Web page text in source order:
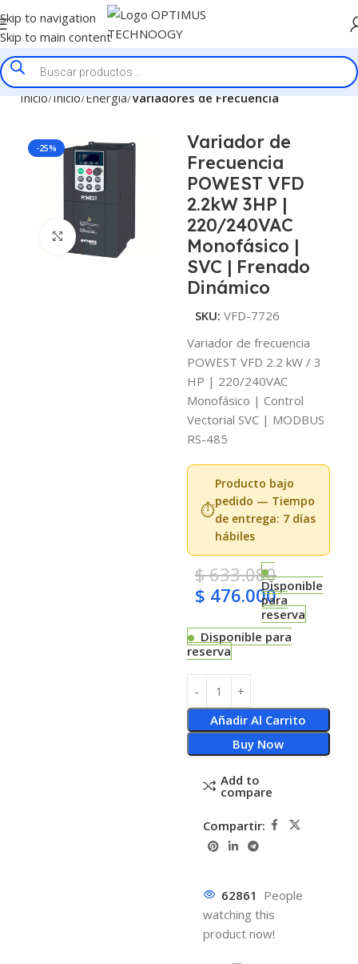
Skip to navigation
Skip to main content
Inicio Inicio Energía Variadores de Frecuencia
-25%
Click to enlarge
Variador de
Frecuencia
POWEST VFD
2.2kW 3HP |
220/240VAC
Monofásico |
SVC | Frenado
Dinámico
SKU: VFD-7726
Variador de frecuencia
POWEST VFD 2.2 kW / 3
HP | 220/240VAC
Monofásico | Control
Vectorial SVC | MODBUS
RS-485
⏱️
Producto bajo
pedido — Tiempo
de entrega: 7 días
hábiles
$633.080
$ 476.000Disponible
para
reserva
Disponible para
reserva
Añadir Al Carrito
Buy Now
Add to
compare
Compartir:
62861 People
watching this
product now!